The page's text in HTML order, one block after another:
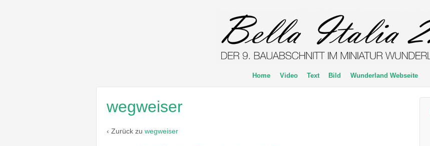
Home Video Text Bild Wunderland Webseite
wegweiser
‹ Zurück zu wegweiser